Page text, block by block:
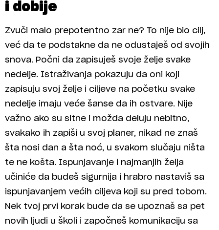
i dobije
Zvuči malo prepotentno zar ne? To nije bio cilj,
već da te podstakne da ne odustaješ od svojih
snova. Počni da zapisuješ svoje želje svake
nedelje. Istraživanja pokazuju da oni koji
zapisuju svoj želje i ciljeve na početku svake
nedelje imaju veće šanse da ih ostvare. Nije
važno ako su sitne i možda deluju nebitno,
svakako ih zapiši u svoj planer, nikad ne znaš
šta nosi dan a šta noć, u svakom slučaju ništa
te ne košta. Ispunjavanje i najmanjih želja
učiniće da budeš sigurnija i hrabro nastaviš sa
ispunjavanjem većih ciljeva koji su pred tobom.
Nek tvoj prvi korak bude da se upoznaš sa pet
novih ljudi u školi i započneš komunikaciju sa